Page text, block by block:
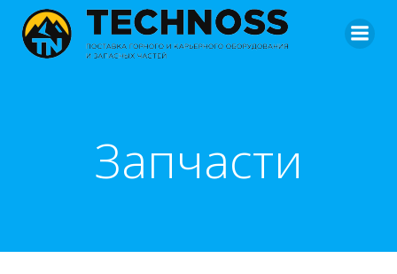
Перейти
к
содержимому
Запчасти